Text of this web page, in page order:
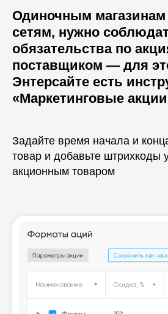
Одиночным
сетям, нужно
обязательства по
поставщиком — для
Энтерсайте есть
«Маркетинговые
Задайте время начала и
товар и добавьте штрихкоды
акционным товаром